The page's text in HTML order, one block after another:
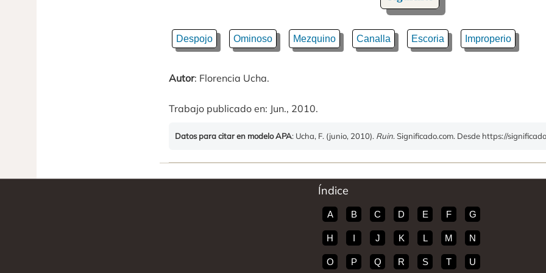
Despojo Ominoso Mezquino Canalla Escoria Improperio
Autor: Florencia Ucha.
Trabajo publicado en: Jun., 2010.
Datos para citar en modelo APA: Ucha, F. (junio, 2010). Ruin. Significado.com. Desde https://
Índice
A B C D E F G
H I J K L M N
O P Q R S T U